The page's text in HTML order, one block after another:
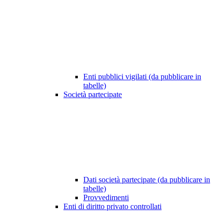
Enti pubblici vigilati (da pubblicare in
tabelle)
Società partecipate
Dati società partecipate (da pubblicare in
tabelle)
Provvedimenti
Enti di diritto privato controllati